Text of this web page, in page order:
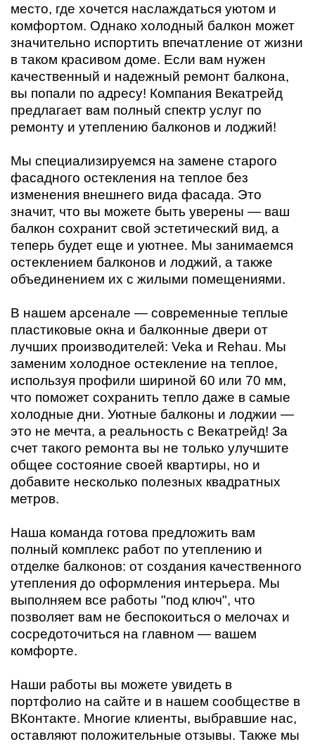
место, где хочется наслаждаться уютом и
комфортом. Однако холодный балкон может
значительно испортить впечатление от жизни
в таком красивом доме. Если вам нужен
качественный и надежный ремонт балкона,
вы попали по адресу! Компания Векатрейд
предлагает вам полный спектр услуг по
ремонту и утеплению балконов и лоджий!
Мы специализируемся на замене старого
фасадного остекления на теплое без
изменения внешнего вида фасада. Это
значит, что вы можете быть уверены — ваш
балкон сохранит свой эстетический вид, а
теперь будет еще и уютнее. Мы занимаемся
остеклением балконов и лоджий, а также
объединением их с жилыми помещениями.
В нашем арсенале — современные теплые
пластиковые окна и балконные двери от
лучших производителей: Veka и Rehau. Мы
заменим холодное остекление на теплое,
используя профили шириной 60 или 70 мм,
что поможет сохранить тепло даже в самые
холодные дни. Уютные балконы и лоджии —
это не мечта, а реальность с Векатрейд! За
счет такого ремонта вы не только улучшите
общее состояние своей квартиры, но и
добавите несколько полезных квадратных
метров.
Наша команда готова предложить вам
полный комплекс работ по утеплению и
отделке балконов: от создания качественного
утепления до оформления интерьера. Мы
выполняем все работы "под ключ", что
позволяет вам не беспокоиться о мелочах и
сосредоточиться на главном — вашем
комфорте.
Наши работы вы можете увидеть в
портфолио на сайте и в нашем сообществе в
ВКонтакте. Многие клиенты, выбравшие нас,
оставляют положительные отзывы. Также мы